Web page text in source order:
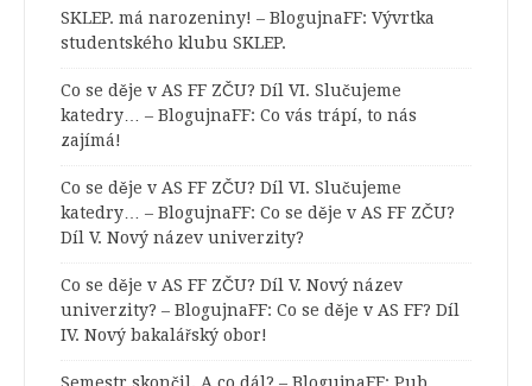
SKLEP. má narozeniny! – BlogujnaFF: Vývrtka
studentského klubu SKLEP.
Co se děje v AS FF ZČU? Díl VI. Slučujeme
katedry… – BlogujnaFF: Co vás trápí, to nás
zajímá!
Co se děje v AS FF ZČU? Díl VI. Slučujeme
katedry… – BlogujnaFF: Co se děje v AS FF ZČU?
Díl V. Nový název univerzity?
Co se děje v AS FF ZČU? Díl V. Nový název
univerzity? – BlogujnaFF: Co se děje v AS FF? Díl
IV. Nový bakalářský obor!
Semestr skončil. A co dál? – BlogujnaFF: Pub